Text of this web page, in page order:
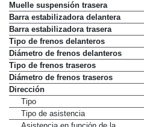
Muelle suspensión trasera
Barra estabilizadora delantera
Barra estabilizadora trasera
Tipo de frenos delanteros
Diámetro de frenos delanteros
Tipo de frenos traseros
Diámetro de frenos traseros
Dirección
Tipo
Tipo de asistencia